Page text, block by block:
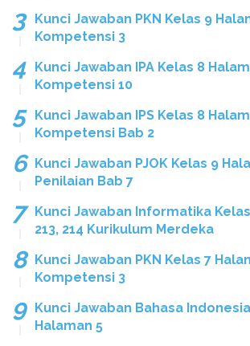
Kunci Jawaban PKN Kelas 9
Kompetensi 3
Kunci Jawaban IPA Kelas 8
Kompetensi 10
Kunci Jawaban IPS Kelas 8
Kompetensi Bab 2
Kunci Jawaban PJOK Kelas 9
Penilaian Bab 7
Kunci Jawaban Informatika
213, 214 Kurikulum Merdeka
Kunci Jawaban PKN Kelas 7
Kompetensi 3
Kunci Jawaban Bahasa
Halaman 5